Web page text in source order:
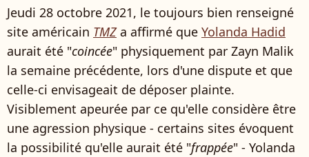
Jeudi 28 octobre 2021, le toujours bien renseigné
site américain TMZa affirmé que Yolanda Hadid
aurait été "coincée" physiquement par Zayn Malik
la semaine précédente, lors d'une dispute et que
celle-ci envisageait de déposer plainte.
Visiblement apeurée par ce qu'elle considère être
une agression physique - certains sites évoquent
la possibilité qu'elle aurait été "frappée" - Yolanda